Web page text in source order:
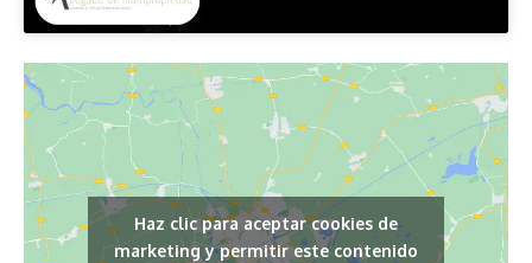
Haz clic para aceptar cookies de
marketing y permitir este contenido